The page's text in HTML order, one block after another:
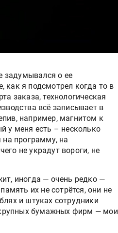
задумывался о ее
как я подсмотрел когда то в
заказа, технологическая
всё записывает в
например, магнитом к
у меня есть – несколько
на программу, на
не украдут вороги, не
иногда — очень редко —
их не сотрётся, они не
и штуках сотрудники
бумажных фирм — мои